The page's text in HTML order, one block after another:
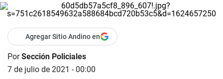
Agregar Sitio Andino en
PorSección Policiales
7 de julio de 2021 - 00:00